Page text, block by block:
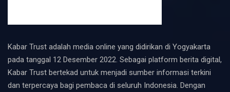
Kabar Trust adalah media online yang didirikan di Yogyakarta
pada tanggal 12 Desember 2022. Sebagai platform berita digital,
Kabar Trust bertekad untuk menjadi sumber informasi terkini
dan terpercaya bagi pembaca di seluruh Indonesia. Dengan